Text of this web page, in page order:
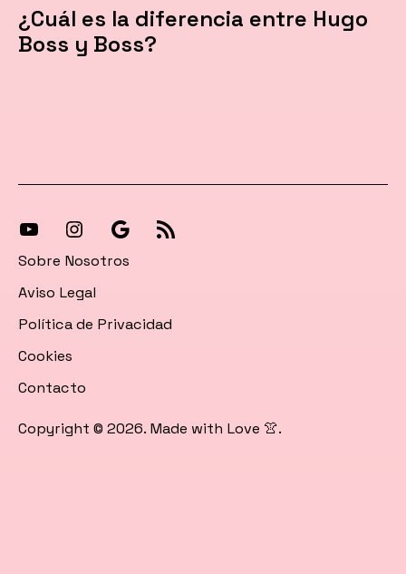
¿Cuál es la diferencia entre Hugo
Boss y Boss?
Copyright © 2026. Made with Love 👚.
[27-
icon
icon=»fa
fa-
instagram»]
[27-
icon
icon=»fa
fa-
Síguenos
News
Sobre Nosotros
Aviso Legal
Política de Privacidad
Cookies
Contacto